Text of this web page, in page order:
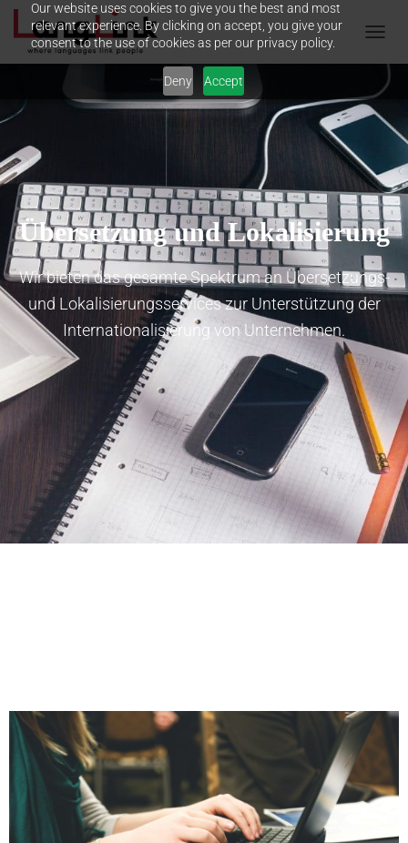
Our website uses cookies to give you the best and most
relevant experience. By clicking on accept, you give your
consent to the use of cookies as per our privacy policy.
Deny Accept
A
I
G
O
N
U
M
S
C
H
A
Übersetzung und Lokalisierung
Wir bieten das gesamte Spektrum an Übersetzungs-
und Lokalisierungsservices zur Unterstützung der
Internationalisierung von Unternehmen.